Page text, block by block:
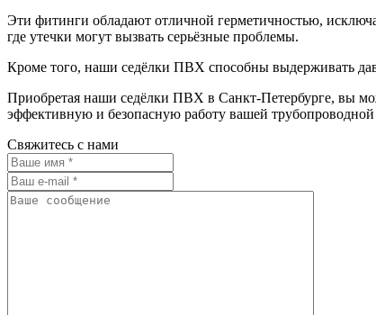
Эти фитинги обладают отличной герметичностью,
где утечки могут вызвать серьёзные проблемы.
Кроме того, наши седёлки ПВХ способны выдерживать
Приобретая наши седёлки ПВХ в Санкт-Петербурге, вы
эффективную и безопасную работу вашей
Свяжитесь с нами